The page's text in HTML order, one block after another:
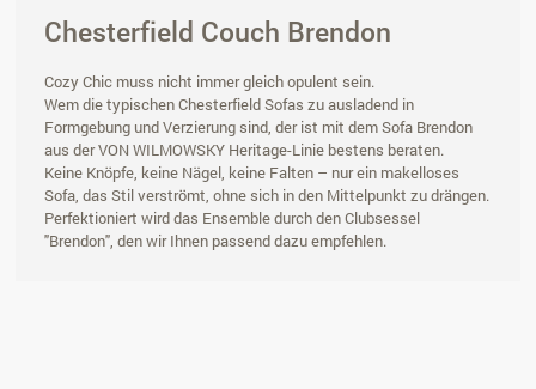
Chesterfield Couch Brendon
Cozy Chic muss nicht immer gleich opulent sein.
Wem die typischen Chesterfield Sofas zu ausladend in
Formgebung und Verzierung sind, der ist mit dem Sofa Brendon
aus der VON WILMOWSKY Heritage-Linie bestens beraten.
Keine Knöpfe, keine Nägel, keine Falten – nur ein makelloses
Sofa, das Stil verströmt, ohne sich in den Mittelpunkt zu drängen.
Perfektioniert wird das Ensemble durch den Clubsessel
"Brendon", den wir Ihnen passend dazu empfehlen.